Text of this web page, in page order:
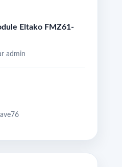
Eltako FMZ61-
admin